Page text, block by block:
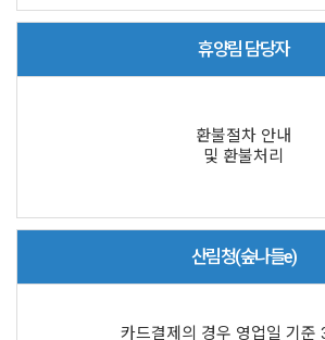
휴양림 담당자
환불절차 안내
및 환불처리
산림청(숲나들e)
카드결제의 경우 영업일 기준